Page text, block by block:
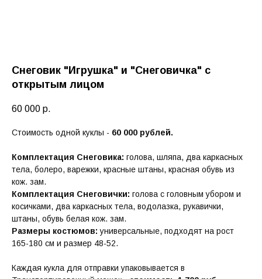
Снеговик "Игрушка" и "Снеговичка" с
открытым лицом
60 000 р.
Стоимость одной куклы - 60 000 рублей.
Комплектация Снеговика: голова, шляпа, два каркасных
тела, болеро, варежки, красные штаны, красная обувь из
кож. зам.
Комплектация Снеговички: голова с головным убором и
косичками, два каркасных тела, водолазка, рукавички,
штаны, обувь белая кож. зам.
Размеры костюмов:универсальные, подходят на рост
165-180 см и размер 48-52.
Каждая кукла для отправки упаковывается в